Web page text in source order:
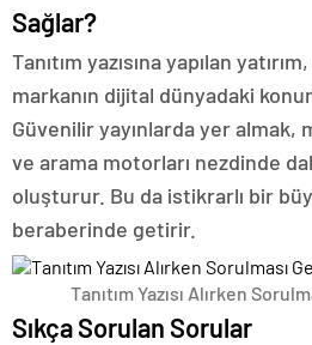
Sağlar?
Tanıtım yazısına yapılan
markanın dijital dünyadaki
Güvenilir yayınlarda yer almak,
ve arama motorları nezdinde
oluşturur. Bu da istikrarlı bir
beraberinde getirir.
Tanıtım Yazısı Alırken
Sıkça Sorulan Sorular